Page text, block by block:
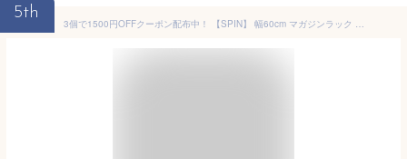
5th
3個で1500円OFFクーポン配布中！ 【SPIN】 幅60cm マガジンラック ホワイト ブラウン 本棚 ディスプレイラック 棚 本収納 家具 木製 収納棚 北欧 おしゃれ かわいい 白 茶 モダン 収納 rack 収納棚 北欧 スリム 収納ラック トイレ トイレラック 在宅ワーク 省スペース